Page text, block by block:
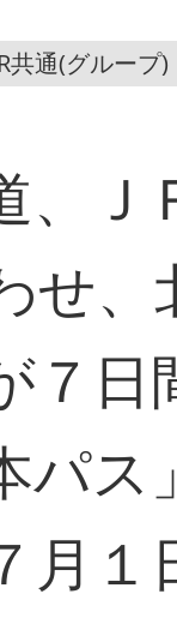
共通(グループ)
Ｊ
せ
７
パ
月